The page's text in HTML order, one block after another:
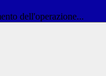
dell'operazione...